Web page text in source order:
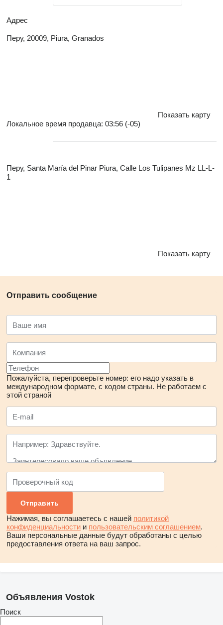
Адрес
Перу, 20009, Piura, Granados
Показать карту
Локальное время продавца: 03:56 (-05)
Перу, Santa María del Pinar Piura, Calle Los Tulipanes Mz LL-L-
1
Показать карту
Отправить сообщение
Пожалуйста, перепроверьте номер: его надо указать в
международном формате, с кодом страны. Не работаем с
этой страной
Нажимая, вы соглашаетесь с нашей политикой
конфиденциальности и пользовательским соглашением.
Ваши персональные данные будут обработаны с целью
предоставления ответа на ваш запрос.
Объявления Vostok
Поиск